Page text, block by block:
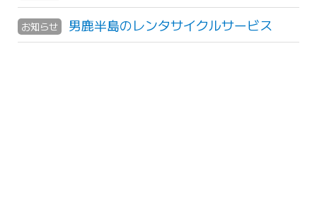
お知らせ 男鹿半島のレンタサイクルサービス